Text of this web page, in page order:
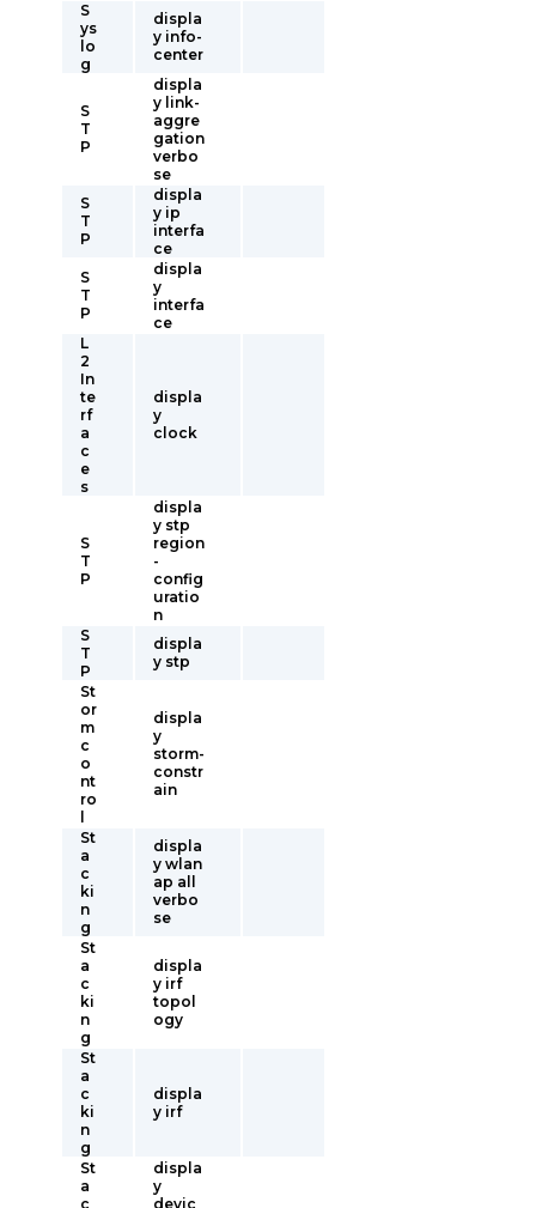
S
ys
lo
g
displa
y info-
center
S
T
P
displa
y link-
aggre
gation
verbo
se
S
T
P
displa
y ip
interfa
ce
S
T
P
displa
y
interfa
ce
L
2
In
te
rf
a
c
e
s
displa
y
clock
S
T
P
displa
y stp
region
-
config
uratio
n
S
T
P
displa
y stp
St
or
m
c
o
nt
ro
displa
y
storm-
constr
ain
St
a
c
ki
n
g
displa
y wlan
ap all
verbo
se
St
a
c
ki
n
g
displa
y irf
topol
ogy
St
a
c
ki
n
g
displa
y irf
St
a
c
displa
y
devic